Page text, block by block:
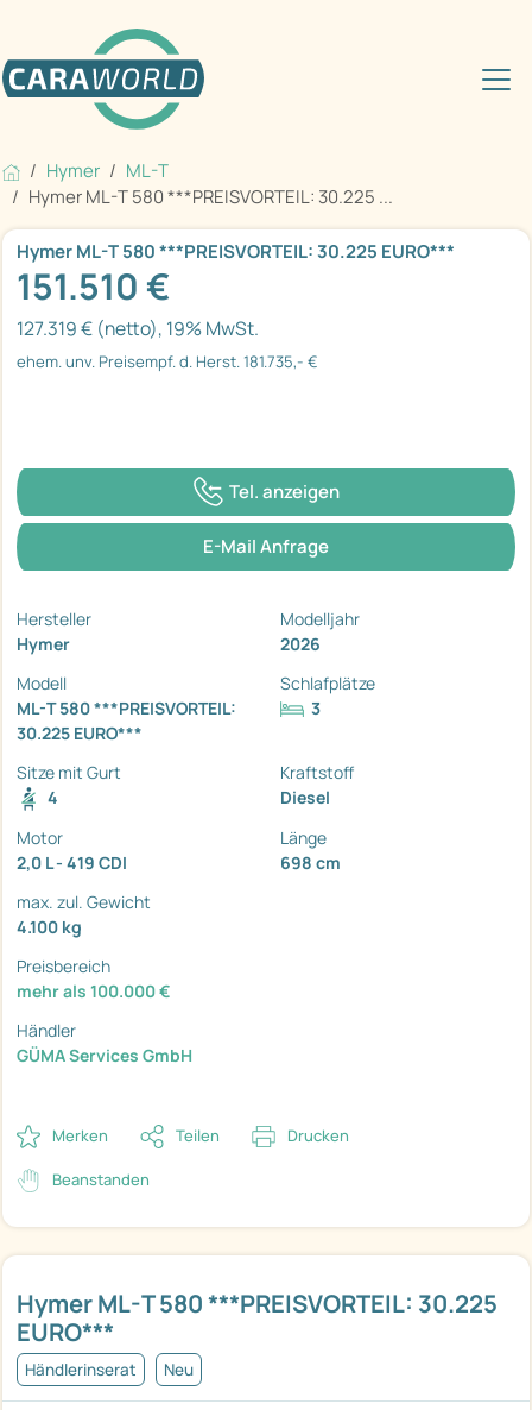
Hymer
ML-T
Hymer ML-T 580 ***PREISVORTEIL: 30.225 ...
Hymer ML-T 580 ***PREISVORTEIL: 30.225
EURO***
Händlerinserat Neu
Hymer ML-T 580 ***PREISVORTEIL: 30.225 EURO***
151.510 €
127.319 € (netto), 19% MwSt.
ehem. unv. Preisempf. d. Herst. 181.735,- €
Tel. anzeigen
E-Mail Anfrage
Hersteller
Hymer
Modelljahr
2026
Modell
ML-T 580 ***PREISVORTEIL:
30.225 EURO***
Schlafplätze
3
Sitze mit Gurt
4
Kraftstoff
Diesel
Motor
2,0 L - 419 CDI
Länge
698 cm
max. zul. Gewicht
4.100 kg
Preisbereich
mehr als 100.000 €
Händler
GÜMA Services GmbH
Merken Teilen Drucken
Beanstanden